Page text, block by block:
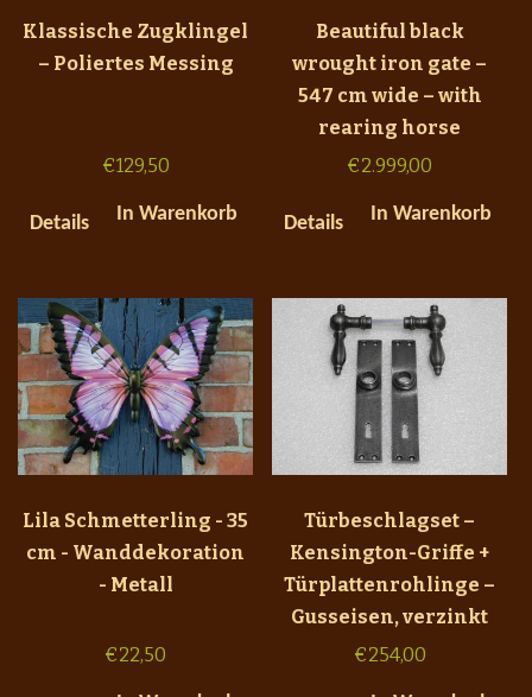
Klassische Zugklingel
– Poliertes Messing
€129,50
Details In Warenkorb
Beautiful black
wrought iron gate –
547 cm wide – with
rearing horse
€2.999,00
Details In Warenkorb
Lila Schmetterling - 35
cm - Wanddekoration
- Metall
€22,50
Türbeschlagset –
Kensington-Griffe +
Türplattenrohlinge –
Gusseisen, verzinkt
€254,00